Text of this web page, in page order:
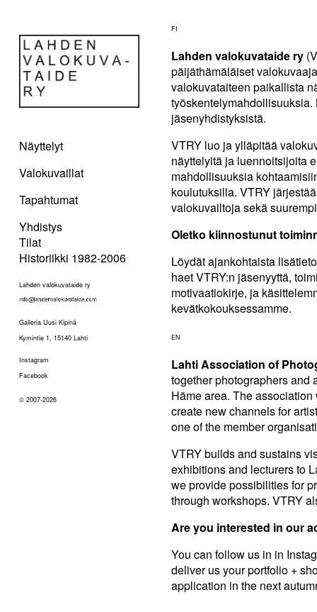
Näyttelyt
Valokuvaillat
Tapahtumat
Yhdistys
Tilat
Historiikki 1982-2006
Lahden valokuvataide ry
Galleria Uusi Kipinä
Kymintie 1, 15140 Lahti
Instagram
Facebook
© 2007-2026
FI
Lahden valokuvataide ry
päijäthämäläiset
valokuvataiteen paikallista
jäsenyhdistyksistä.
VTRY luo ja ylläpitää
näyttelyitä ja luennoitsijoita
mahdollisuuksia
koulutuksilla. VTRY
valokuvailtoja sekä
Oletko kiinnostunut
Löydät ajankohtaista
haet VTRY:n jäsenyyttä,
motivaatiokirje, ja
kevätkokouksessamme.
EN
Lahti Association of
together photographers and
Häme area. The
create new channels for
one of the member
VTRY builds and sustains
exhibitions and lecturers to
we provide possibilities for
through workshops. VTRY
Are you interested in our
You can follow us in in
deliver us your portfolio +
application in the next